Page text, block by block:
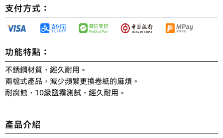
功能特點：
不銹鋼材質，經久耐用。
兩檔式產品，減少頻繁更換卷紙的麻煩。
耐腐蝕，10級鹽霧測試，經久耐用。
產品介紹
支付方式：